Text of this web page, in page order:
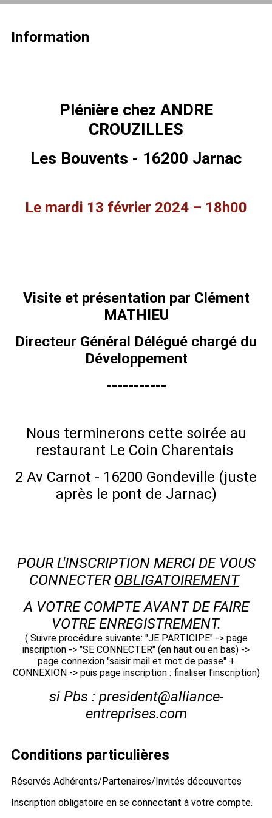
Information
Plénière chez ANDRE
CROUZILLES
Les Bouvents - 16200 Jarnac
Le mardi 13 février 2024 – 18h00
Visite et présentation par Clément
MATHIEU
Directeur Général Délégué chargé du
Développement
-----------
Nous terminerons cette soirée au
restaurant Le Coin Charentais
2 Av Carnot - 16200 Gondeville (juste
après le pont de Jarnac)
POUR L'INSCRIPTION MERCI DE VOUS
CONNECTER OBLIGATOIREMENT
A VOTRE COMPTE AVANT DE FAIRE
VOTRE ENREGISTREMENT.
( Suivre procédure suivante: "JE PARTICIPE" -> page
inscription -> "SE CONNECTER" (en haut ou en bas) ->
page connexion "saisir mail et mot de passe" +
CONNEXION -> puis page inscription : finaliser l'inscription)
si Pbs : president@alliance-
entreprises.com
Conditions particulières
Réservés Adhérents/Partenaires/Invités découvertes
Inscription obligatoire en se connectant à votre compte.